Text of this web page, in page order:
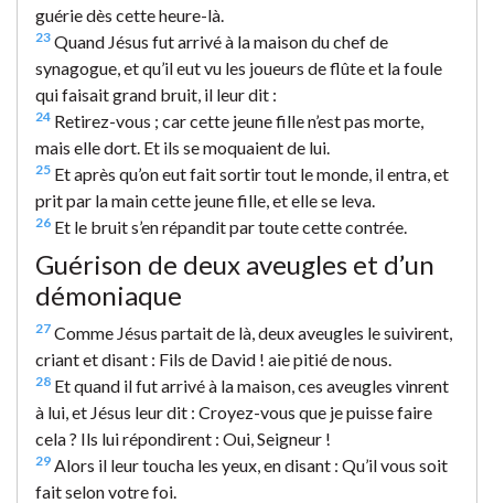
guérie dès cette heure-là.
23 Quand Jésus fut arrivé à la maison du chef de
synagogue, et qu’il eut vu les joueurs de flûte et la foule
qui faisait grand bruit, il leur dit :
24 Retirez-vous ; car cette jeune fille n’est pas morte,
mais elle dort. Et ils se moquaient de lui.
25 Et après qu’on eut fait sortir tout le monde, il entra, et
prit par la main cette jeune fille, et elle se leva.
26 Et le bruit s’en répandit par toute cette contrée.
Guérison de deux aveugles et d’un
démoniaque
27 Comme Jésus partait de là, deux aveugles le suivirent,
criant et disant : Fils de David ! aie pitié de nous.
28 Et quand il fut arrivé à la maison, ces aveugles vinrent
à lui, et Jésus leur dit : Croyez-vous que je puisse faire
cela ? Ils lui répondirent : Oui, Seigneur !
29 Alors il leur toucha les yeux, en disant : Qu’il vous soit
fait selon votre foi.